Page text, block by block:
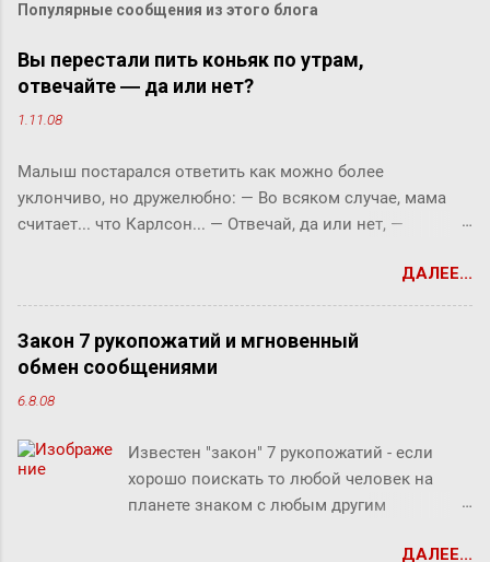
Популярные сообщения из этого блога
Вы перестали пить коньяк по утрам,
отвечайте ― да или нет?
1.11.08
Малыш постарался ответить как можно более
уклончиво, но дружелюбно: ― Во всяком случае, мама
считает... что Карлсон... ― Отвечай, да или нет, ―
Карлсон должен у нас обедать? ― Во всяком случае, она
хотела... ― снова попытался уйти от прямого ответа
Малыш, но фрекен Бок прервала его жестким окриком: ―
Я сказала, отвечай ― да или нет! На простой вопрос
всегда можно ответить «да» или «нет», по-моему, это не
трудно. ― Представь себе, трудно, ― вмешался Карлсон.
убедишься. Вот, слушай! Ты перестала пить коньяк по
утрам, отвечай ― да или нет? У фрекен Бок перехватило
дыхание, казалось, она вот-вот упадет без чувств. Она
ДАЛЕЕ...
Закон 7 рукопожатий и мгновенный
обмен сообщениями
6.8.08
Известен "закон" 7 рукопожатий - если
хорошо поискать то любой человек на
планете знаком с любым другим
людьми. Этот как бы закон, разумеется, не
ДАЛЕЕ...